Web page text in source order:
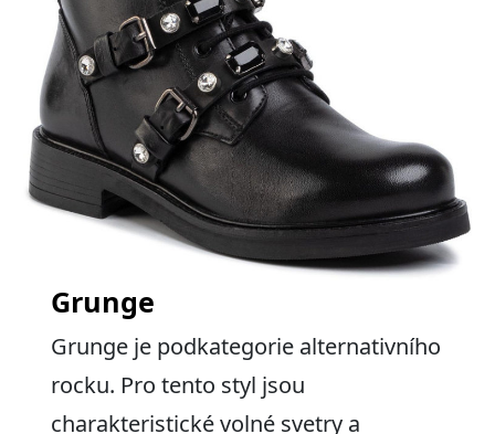
Grunge
Grunge je podkategorie alternativního
rocku. Pro tento styl jsou
charakteristické volné svetry a